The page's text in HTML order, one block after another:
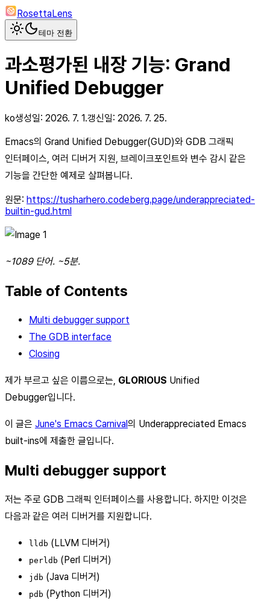
RosettaLens
테마 전환
과소평가된 내장 기능: Grand
Unified Debugger
ko생성일: 2026. 7. 1.갱신일: 2026. 7. 25.
Emacs의 Grand Unified Debugger(GUD)와 GDB 그래픽
인터페이스, 여러 디버거 지원, 브레이크포인트와 변수 감시 같은
기능을 간단한 예제로 살펴봅니다.
원문: https://tusharhero.codeberg.page/underappreciated-
builtin-gud.html
~1089 단어. ~5분.
Table of Contents
Multi debugger support
The GDB interface
Closing
제가 부르고 싶은 이름으로는, GLORIOUS Unified
Debugger입니다.
이 글은 June's Emacs Carnival의 Underappreciated Emacs
built-ins에 제출한 글입니다.
Multi debugger support
저는 주로 GDB 그래픽 인터페이스를 사용합니다. 하지만 이것은
다음과 같은 여러 디버거를 지원합니다.
lldb (LLVM 디버거)
perldb (Perl 디버거)
jdb (Java 디버거)
pdb (Python 디버거)